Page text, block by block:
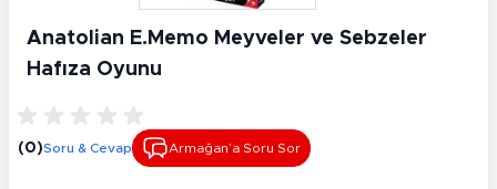
Anatolian E.Memo Meyveler ve Sebzeler
Hafıza Oyunu
(0)Soru & Cevap Armağan’a Soru Sor